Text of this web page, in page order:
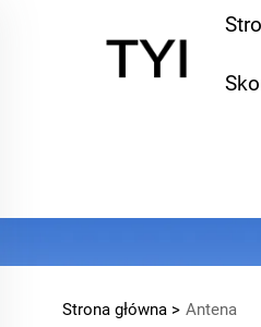
Strona główna > Antena